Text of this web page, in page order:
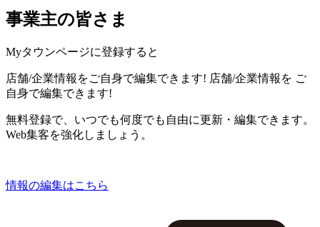
事業主の皆さま
Myタウンページに登録すると
店舗/企業情報をご自身で編集できます! 店舗/企業情報を ご
自身で編集できます!
無料登録で、いつでも何度でも自由に更新・編集できます。
Web集客を強化しましょう。
情報の編集はこちら